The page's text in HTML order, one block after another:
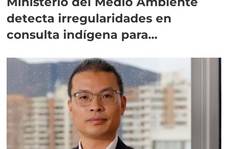
detecta irregularidades en
consulta indígena para